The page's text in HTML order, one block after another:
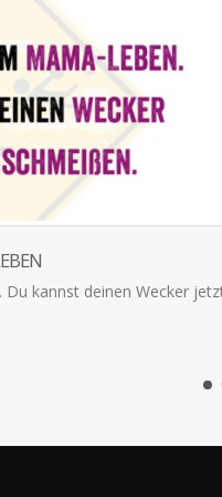
die einen Sternenhimmel
im Club.